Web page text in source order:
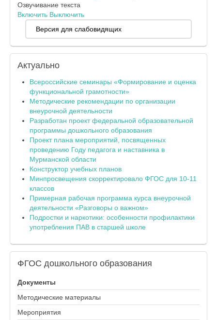
Озвучивание текста
Включить Выключить
Версия для слабовидящих
Актуально
Всероссийские семинары «Формирование и оценка
функциональной грамотности»
Методические рекомендации по организации
внеурочной деятельности
Разработан проект федеральной образовательной
программы дошкольного образования
Проект плана мероприятий, посвященных
проведению Году педагога и наставника в
Мурманской области
Конструктор учебных планов
Минпросвещения скорректировало ФГОС для 10-11
классов
Примерная рабочая программа курса внеурочной
деятельности «Разговоры о важном»
Подростки и наркотики: особенности профилактики
употребления ПАВ в старшей школе
ФГОС дошкольного образования
Документы
Методические материалы
Мероприятия